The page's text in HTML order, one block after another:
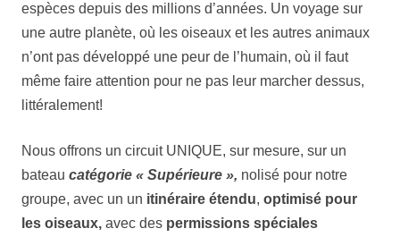
espèces depuis des millions d’années. Un voyage sur
une autre planète, où les oiseaux et les autres animaux
n’ont pas développé une peur de l’humain, où il faut
même faire attention pour ne pas leur marcher dessus,
littéralement!
Nous offrons un circuit UNIQUE, sur mesure, sur un
bateau catégorie « Supérieure », nolisé pour notre
groupe, avec un un itinéraire étendu, optimisé pour
les oiseaux, avec des permissions spéciales